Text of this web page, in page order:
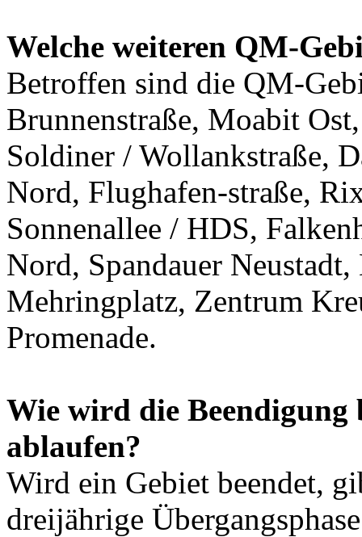
Welche weiteren QM-
Betroffen sind die QM-
Brunnenstraße, Moabit
Soldiner / Wollankstraße,
Nord, Flughafen-straße,
Sonnenallee / HDS,
Nord, Spandauer
Mehringplatz, Zentrum
Promenade.
Wie wird die Beendigung
ablaufen?
Wird ein Gebiet beendet,
dreijährige